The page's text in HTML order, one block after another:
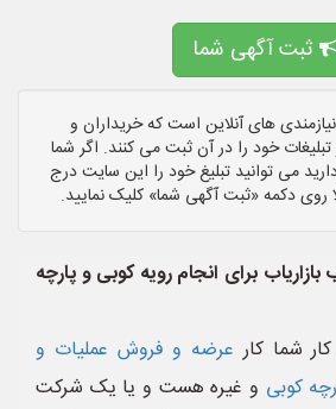
ثبت آگهی شما
های آنلاین است که خریداران و
خود را در آن ثبت می کنند. اگر شما
می توانید تبلیغ خود را این سایت درج
روی دکمه «ثبت آگهی شما» کلیک نمایید.
برای انجام رویه کوبی و پارچه
شما کار عرضه و فروش عملیات و
کوبی و غیره هست و یا یک شرکت